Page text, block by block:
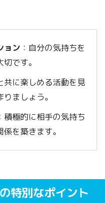
ョン ：自分の気持ちを
です。
共に楽しめる活動を見
ましょう。
：積極的に相手の気持ち
を築きます。
特別なポイント